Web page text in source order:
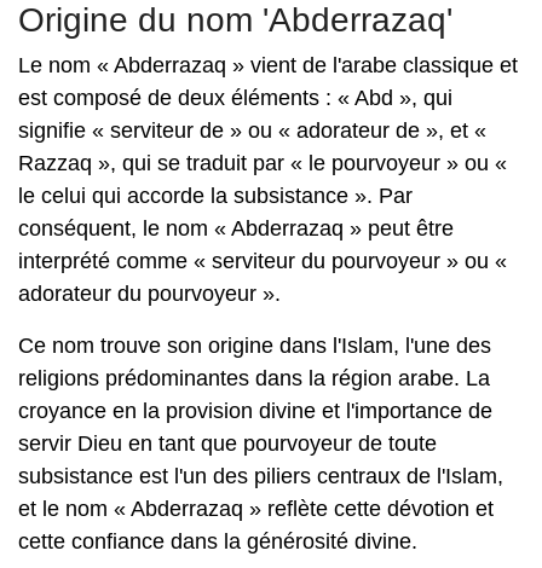
Origine du nom 'Abderrazaq'
Le nom « Abderrazaq » vient de l'arabe classique et
est composé de deux éléments : « Abd », qui
signifie « serviteur de » ou « adorateur de », et «
Razzaq », qui se traduit par « le pourvoyeur » ou «
le celui qui accorde la subsistance ». Par
conséquent, le nom « Abderrazaq » peut être
interprété comme « serviteur du pourvoyeur » ou «
adorateur du pourvoyeur ».
Ce nom trouve son origine dans l'Islam, l'une des
religions prédominantes dans la région arabe. La
croyance en la provision divine et l'importance de
servir Dieu en tant que pourvoyeur de toute
subsistance est l'un des piliers centraux de l'Islam,
et le nom « Abderrazaq » reflète cette dévotion et
cette confiance dans la générosité divine.